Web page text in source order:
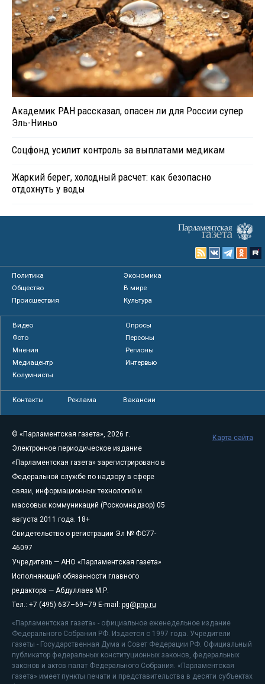
Академик РАН рассказал, опасен ли для России супер
Эль-Ниньо
Соцфонд усилит контроль за выплатами медикам
Жаркий берег, холодный расчет: как безопасно
отдохнуть у воды
Политика
Экономика
Общество
В мире
Происшествия
Культура
Видео
Опросы
Фото
Персоны
Мнения
Регионы
Медиацентр
Интервью
Колумнисты
Контакты Реклама Вакансии
© «Парламентская газета», 2026 г.
Электронное периодическое издание
«Парламентская газета» зарегистрировано в
Федеральной службе по надзору в сфере
связи, информационных технологий и
массовых коммуникаций (Роскомнадзор) 05
августа 2011 года. 18+
Свидетельство о регистрации Эл № ФС77-
46097
Учредитель — АНО «Парламентская газета»
Исполняющий обязанности главного
редактора — Абдуллаев М.Р.
Тел.: +7 (495) 637–69–79 E-mail: pg@pnp.ru
«Парламентская газета» - официальное еженедельное издание
Федерального Собрания РФ. Издается с 1997 года. Учредители
газеты - Государственная Дума и Совет Федерации РФ. Официальный
публикатор федеральных конституционных законов, федеральных
законов и актов палат Федерального Собрания. «Парламентская
газета» имеет пункты печати и представительства в десяти субъектах
Карта сайта